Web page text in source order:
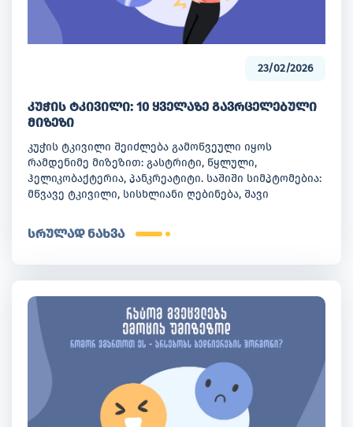
23/02/2026
კუჭის ტკივილი: 10 ყველაზე გავრცელებული
მიზეზი
კუჭის ტკივილი შეიძლება გამოწვეული იყოს
რამდენიმე მიზეზით: გასტრიტი, წყლული,
ჰელიკობაქტერია, პანკრეატიტი. საშიში სიმპტომებია:
მწვავე ტკივილი, სისხლიანი ღებინება, შავი
კი დაგეხმარებიან სწორი დიაგნოზის დასმასა და
მკურნალობაში.
სრულად ნახვა